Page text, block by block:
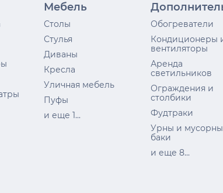
Мебель
Столы
Стулья
Диваны
Кресла
Уличная мебель
Пуфы
и еще 1...
Обогреватели
Кондиционеры
вентиляторы
Аренда
светильников
Ограждения и
столбики
Фудтраки
Урны и
баки
и еще 8...